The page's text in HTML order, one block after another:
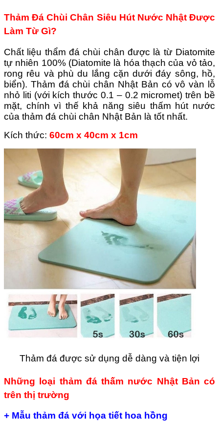
Thảm Đá Chùi Chân Siêu Hút Nước Nhật Được
Làm Từ Gì?
Chất liệu thẩm đá chùi chân được là từ Diatomite
tự nhiên 100% (Diatomite là hóa thạch của vỏ tảo,
rong rêu và phù du lắng cặn dưới đáy sông, hồ,
biển). Thảm đá chùi chân Nhật Bản có vô vàn lỗ
nhỏ liti (với kích thước 0.1 – 0.2 micromet) trên bề
mặt, chính vì thế khả năng siêu thấm hút nước
của thảm đá chùi chân Nhật Bản là tốt nhất.
Kích thức: 60cm x 40cm x 1cm
Thảm đá được sử dụng dễ dàng và tiện lợi
Những loại thảm đá thấm nước Nhật Bản có
trên thị trường
+ Mẫu thảm đá với họa tiết hoa hồng